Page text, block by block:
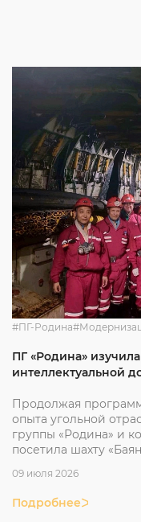
#ПГ-Родина
ПГ «Родина»
интеллектуальной
Продолжая
опыта угольной
группы «Родина» и
посетила шахту
09 июля 2026
Подробнее